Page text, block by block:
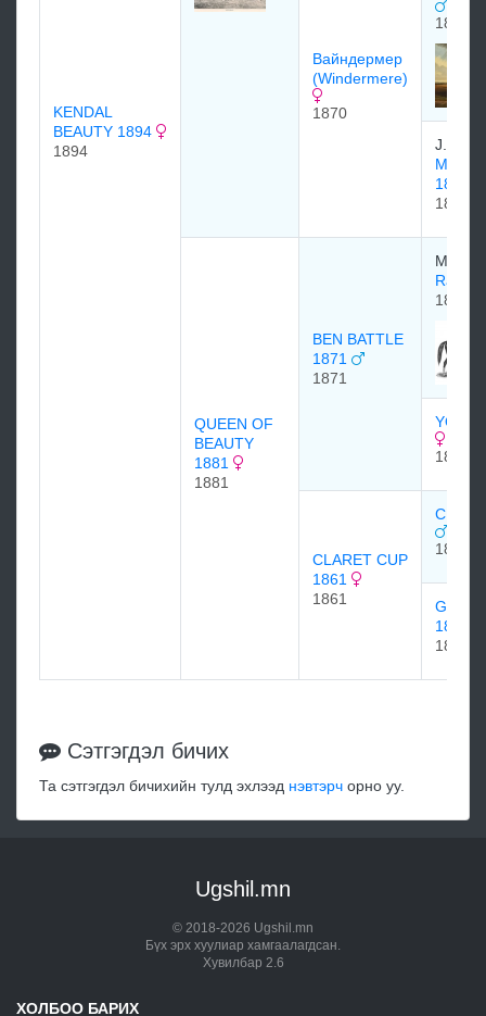
KENDAL
BEAUTY 1894
1894
Вайндермер
(Windermere)
1870
1860
J.
MISS
1850
1850
QUEEN OF
BEAUTY
1881
1881
BEN BATTLE
1871
1871
Mr.
1850
1865
CLARET CUP
1861
1861
1852
1844
1844
Сэтгэгдэл бичих
Та сэтгэгдэл бичихийн тулд эхлээд нэвтэрч орно уу.
Ugshil.mn
© 2018-2026 Ugshil.mn
Бүх эрх хуулиар хамгаалагдсан.
Хувилбар 2.6
ХОЛБОО БАРИХ